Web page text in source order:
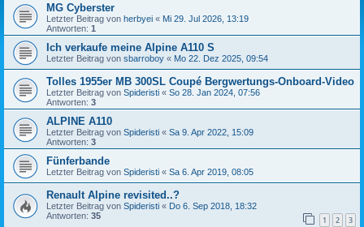
MG Cyberster
Letzter Beitrag von herbyei « Mi 29. Jul 2026, 13:19
Antworten: 1
Ich verkaufe meine Alpine A110 S
Letzter Beitrag von sbarroboy « Mo 22. Dez 2025, 09:54
Tolles 1955er MB 300SL Coupé Bergwertungs-Onboard-Video
Letzter Beitrag von Spideristi « So 28. Jan 2024, 07:56
Antworten: 3
ALPINE A110
Letzter Beitrag von Spideristi « Sa 9. Apr 2022, 15:09
Antworten: 3
Fünferbande
Letzter Beitrag von Spideristi « Sa 6. Apr 2019, 08:05
Renault Alpine revisited..?
Letzter Beitrag von Spideristi « Do 6. Sep 2018, 18:32
Antworten: 35 1 2 3